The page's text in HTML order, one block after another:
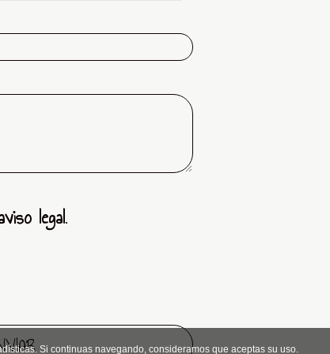
legal.
Si continuas navegando, consideramos que aceptas su uso.